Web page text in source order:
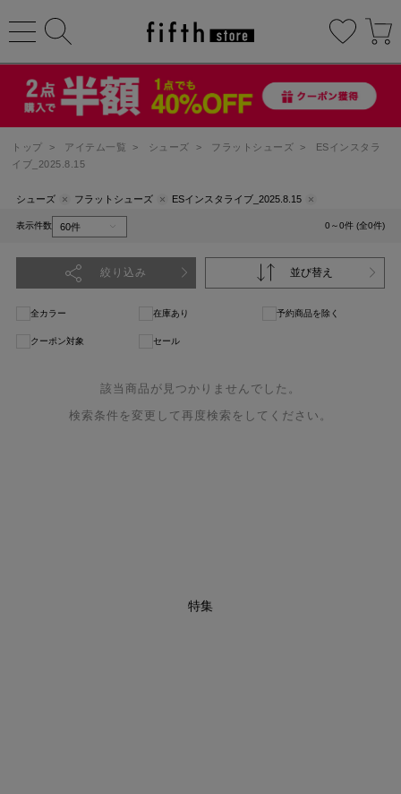
トップ > アイテム一覧 > シューズ > フラットシューズ >
ESインスタラ
イブ_2025.8.15
シューズ フラットシューズ ESインスタライブ_2025.8.15
表示件数 0～0件 (全0件)
絞り込み 並び替え
全カラー 在庫あり 予約商品を除く
クーポン対象 セール
該当商品が見つかりませんでした。
検索条件を変更して再度検索をしてください。
特集